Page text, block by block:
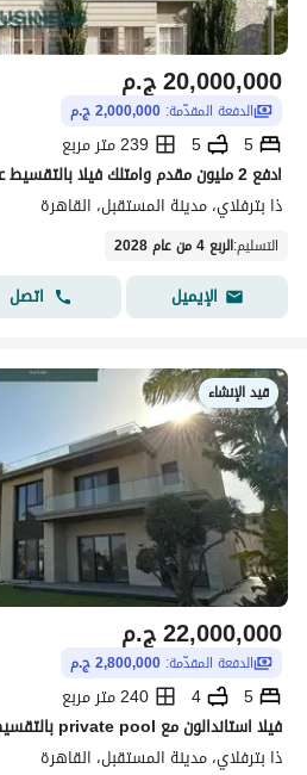
ج.م20,000,000
الدفعة المقدّمة: 2,000,000 ج.م
5
5
239 متر مربع
ذا بترفلاي، مدينة المستقبل، القاهرة
التسليم:الربع 4 من عام 2028
الإيميل اتصل
قيد الإنشاء
ج.م22,000,000
الدفعة المقدّمة: 2,800,000 ج.م
5
4
240 متر مربع
ذا بترفلاي، مدينة المستقبل، القاهرة